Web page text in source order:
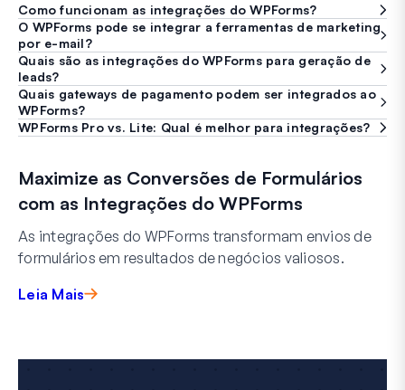
Como funcionam as integrações do WPForms?
O WPForms pode se integrar a ferramentas de marketing
por e-mail?
Quais são as integrações do WPForms para geração de
leads?
Quais gateways de pagamento podem ser integrados ao
WPForms?
WPForms Pro vs. Lite: Qual é melhor para integrações?
Maximize as Conversões de Formulários
com as Integrações do WPForms
As integrações do WPForms transformam envios de
formulários em resultados de negócios valiosos.
Leia Mais